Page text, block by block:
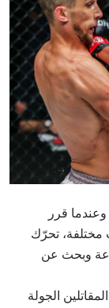
قرر
مختلفة، تحرّك
مكانه بسرعة وبحث عن
الجولة